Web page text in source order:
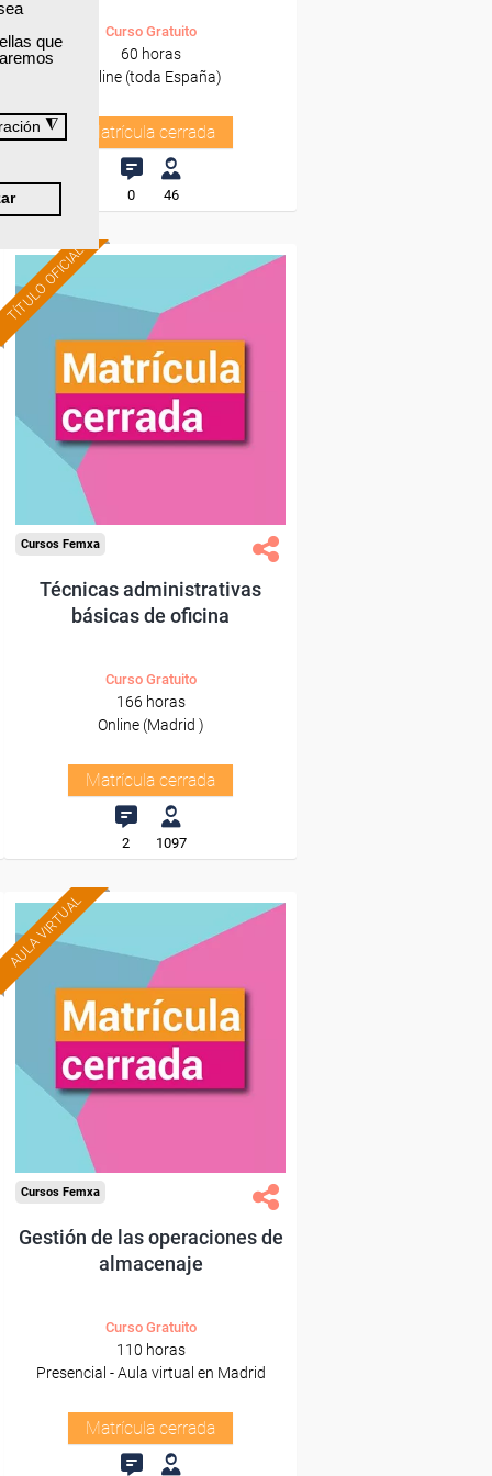
que
◮
Curso Gratuito
60 horas
Online (toda España)
Matrícula cerrada
0 46
TÍTULO OFICIAL
Cursos Femxa
Técnicas administrativas
básicas de oficina
Curso Gratuito
166 horas
Online (Madrid )
Matrícula cerrada
2 1097
AULA VIRTUAL
Cursos Femxa
Gestión de las operaciones de
almacenaje
Curso Gratuito
110 horas
Presencial - Aula virtual en Madrid
Matrícula cerrada